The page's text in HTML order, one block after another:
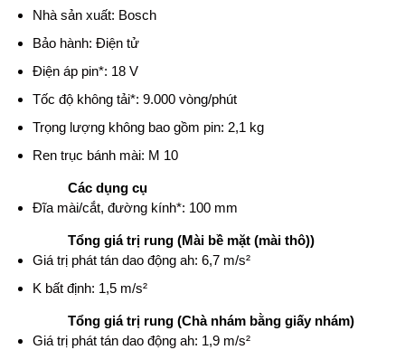
Nhà sản xuất: Bosch
Bảo hành: Điện tử
Điện áp pin*: 18 V
Tốc độ không tải*: 9.000 vòng/phút
Trọng lượng không bao gồm pin: 2,1 kg
Ren trục bánh mài: M 10
Các dụng cụ
Đĩa mài/cắt, đường kính*: 100 mm
Tổng giá trị rung (Mài bề mặt (mài thô))
Giá trị phát tán dao động ah: 6,7 m/s²
K bất định: 1,5 m/s²
Tổng giá trị rung (Chà nhám bằng giấy nhám)
Giá trị phát tán dao động ah: 1,9 m/s²